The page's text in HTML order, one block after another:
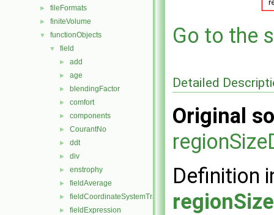
► fileFormats
► finiteVolume
▼ functionObjects
▼ field
► add
► age
► blendingFactor
► comfort
► components
► CourantNo
► ddt
► div
► enstrophy
► fieldAverage
► fieldCoordinateSystemTransform
► fieldExpression
Go to the
Detailed
Original
Definition